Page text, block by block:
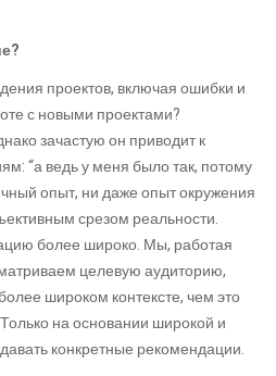
проектов, включая ошибки и
с новыми проектами?
зачастую он приводит к
“а ведь у меня было так, потому
опыт, ни даже опыт окружения
срезом реальности.
более широко. Мы, работая
целевую аудиторию,
широком контексте, чем это
на основании широкой и
конкретные рекомендации.